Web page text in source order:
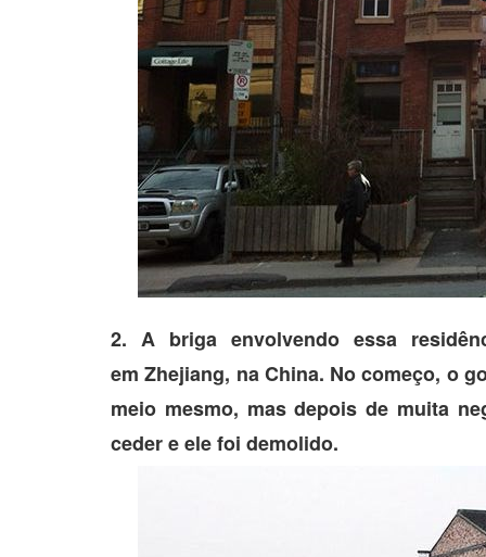
2. A briga envolvendo essa
em Zhejiang, na China. No começo, o
meio mesmo, mas depois de muita
ceder e ele foi demolido.